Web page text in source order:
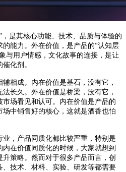
是其核心功能、技术、品质与体验的
能力。外在价值，是产品的“认知层
与用户情感，文化故事的连接，是让
催化剂。
相成。内在价值是基石，没有它，
长久。外在价值是桥梁，没有它，
场看见和认可。 内在价值是产品的
中销售好的核心，这就是酒香也怕
，产品同质化都比较严重，特别是
内在价值同质化的时候，大家就想到
策略。然而对于很多产品而言，创
技术、材料、实验、研发等都需要